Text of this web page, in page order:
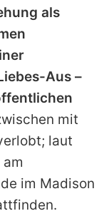
als
Aus –
mit
laut
am
im Madison